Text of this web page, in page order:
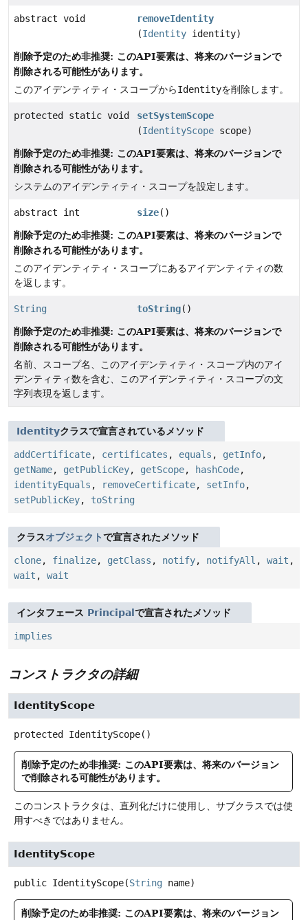
abstract void
removeIdentity
(Identity identity)
削除予定のため非推奨: このAPI要素は、将来のバージョンで
削除される可能性があります。
このアイデンティティ・スコープからIdentityを削除します。
protected static void
setSystemScope
(IdentityScope scope)
削除予定のため非推奨: このAPI要素は、将来のバージョンで
削除される可能性があります。
システムのアイデンティティ・スコープを設定します。
abstract int size()
削除予定のため非推奨: このAPI要素は、将来のバージョンで
削除される可能性があります。
このアイデンティティ・スコープにあるアイデンティティの数
を返します。
String toString()
削除予定のため非推奨: このAPI要素は、将来のバージョンで
削除される可能性があります。
名前、スコープ名、このアイデンティティ・スコープ内のアイ
デンティティ数を含む、このアイデンティティ・スコープの文
字列表現を返します。
Identityクラスで宣言されているメソッド
addCertificate, certificates , equals , getInfo,
getName, getPublicKey, getScope, hashCode,
identityEquals , removeCertificate, setInfo,
setPublicKey, toString
クラスオブジェクトで宣言されたメソッド
clone, finalize, getClass , notify, notifyAll , wait ,
wait , wait
インタフェース Principal で宣言されたメソッド
implies
コンストラクタの詳細
IdentityScope
protected IdentityScope()
削除予定のため非推奨: このAPI要素は、将来のバージョン
で削除される可能性があります。
このコンストラクタは、直列化だけに使用し、サブクラスでは使
用すべきではありません。
IdentityScope
public IdentityScope(String name)
削除予定のため非推奨: このAPI要素は、将来のバージョン